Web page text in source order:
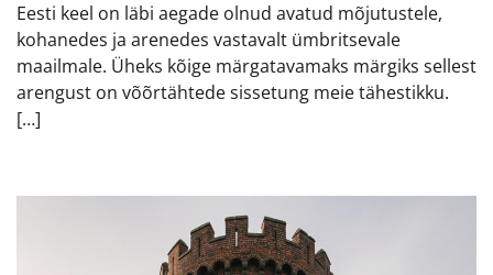
Eesti keel on läbi aegade olnud avatud mõjutustele,
kohanedes ja arenedes vastavalt ümbritsevale
maailmale. Üheks kõige märgatavamaks märgiks sellest
arengust on võõrtähtede sissetung meie tähestikku.
[…]